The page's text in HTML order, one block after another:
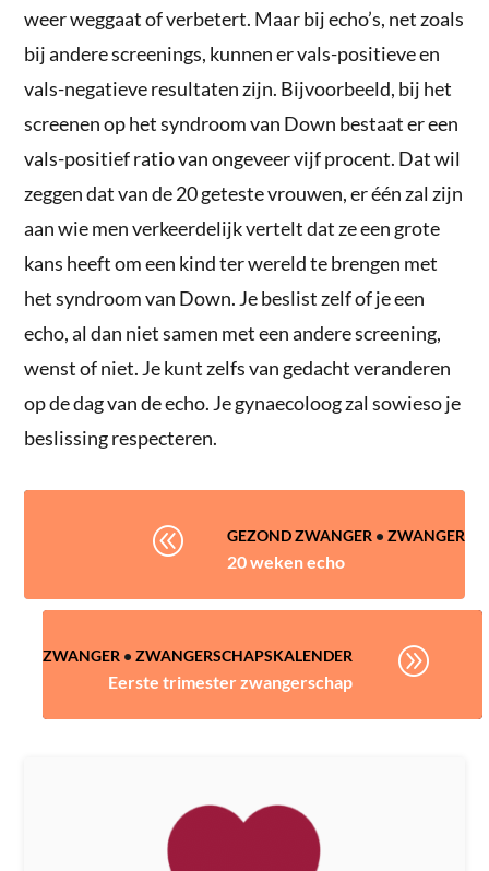
weer weggaat of verbetert. Maar bij echo’s, net zoals
bij andere screenings, kunnen er vals-positieve en
vals-negatieve resultaten zijn. Bijvoorbeeld, bij het
screenen op het syndroom van Down bestaat er een
vals-positief ratio van ongeveer vijf procent. Dat wil
zeggen dat van de 20 geteste vrouwen, er één zal zijn
aan wie men verkeerdelijk vertelt dat ze een grote
kans heeft om een kind ter wereld te brengen met
het syndroom van Down. Je beslist zelf of je een
echo, al dan niet samen met een andere screening,
wenst of niet. Je kunt zelfs van gedacht veranderen
op de dag van de echo. Je gynaecoloog zal sowieso je
beslissing respecteren.
@ GEZOND ZWANGER • ZWANGER
20 weken echo
ZWANGER • ZWANGERSCHAPSKALENDER
Eerste trimester zwangerschap
A